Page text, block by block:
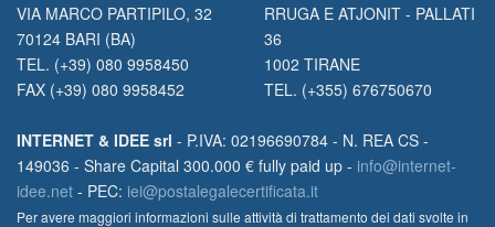
VIA MARCO PARTIPILO, 32
70124 BARI (BA)
TEL. (+39) 080 9958450
FAX (+39) 080 9958452
RRUGA E ATJONIT - PALLATI
36
1002 TIRANE
TEL. (+355) 676750670
INTERNET & IDEE srl - P.IVA: 02196690784 - N. REA CS -
149036 - Share Capital 300.000 € fully paid up - info@internet-
idee.net - PEC: iei@postalegalecertificata.it
Per avere maggiori informazioni sulle attività di trattamento dei dati svolte in